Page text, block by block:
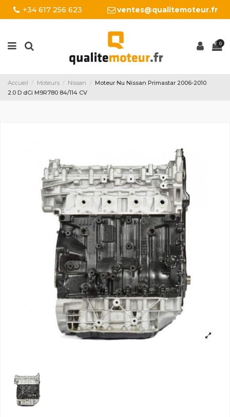
+34 617 256 623 ventes@qualitemoteur.fr
0
Accueil Moteurs Nissan
Moteur Nu Nissan Primastar 2006-2010
2.0 D dCi M9R780 84/114 CV